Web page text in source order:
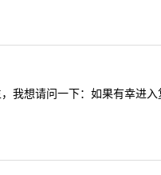
想请问一下：如果有幸进入